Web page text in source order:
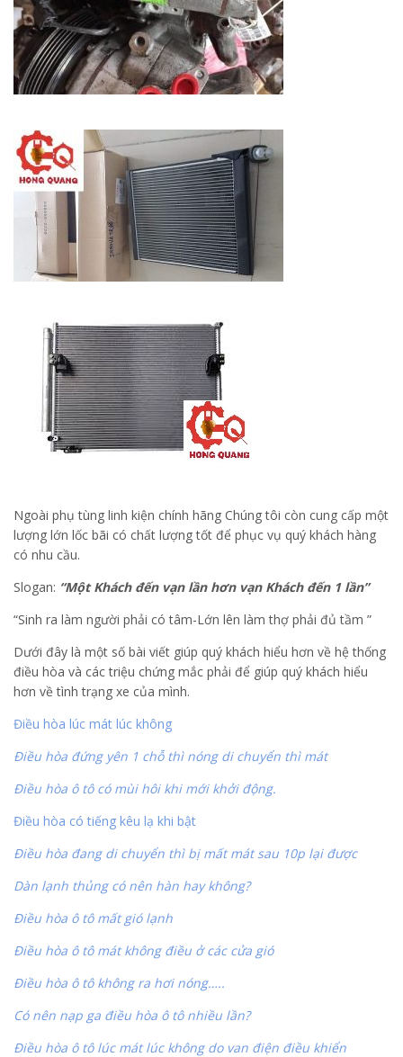
Ngoài phụ tùng linh kiện chính hãng Chúng tôi còn cung cấp một
lượng lớn lốc bãi có chất lượng tốt để phục vụ quý khách hàng
có nhu cầu.
Slogan: “Một Khách đến vạn lần hơn vạn Khách đến 1 lần”
“Sinh ra làm người phải có tâm-Lớn lên làm thợ phải đủ tầm ”
Dưới đây là một số bài viết giúp quý khách hiểu hơn về hệ thống
điều hòa và các triệu chứng mắc phải để giúp quý khách hiểu
hơn về tình trạng xe của mình.
Điều hòa lúc mát lúc không
Điều hòa đứng yên 1 chỗ thì nóng di chuyển thì mát
Điều hòa ô tô có mùi hôi khi mới khởi động.
Điều hòa có tiếng kêu lạ khi bật
Điều hòa đang di chuyển thì bị mất mát sau 10p lại được
Dàn lạnh thủng có nên hàn hay không?
Điều hòa ô tô mất gió lạnh
Điều hòa ô tô mát không điều ở các cửa gió
Điều hòa ô tô không ra hơi nóng…..
Có nên nạp ga điều hòa ô tô nhiều lần?
Điều hòa ô tô lúc mát lúc không do van điện điều khiển